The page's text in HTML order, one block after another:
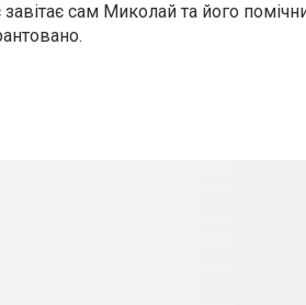
сам Миколай та його